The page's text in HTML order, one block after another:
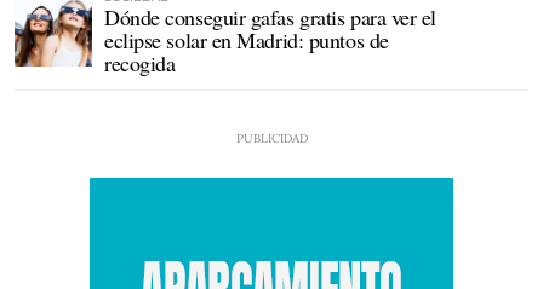
Dónde conseguir gafas gratis para ver el
eclipse solar en Madrid: puntos de
recogida